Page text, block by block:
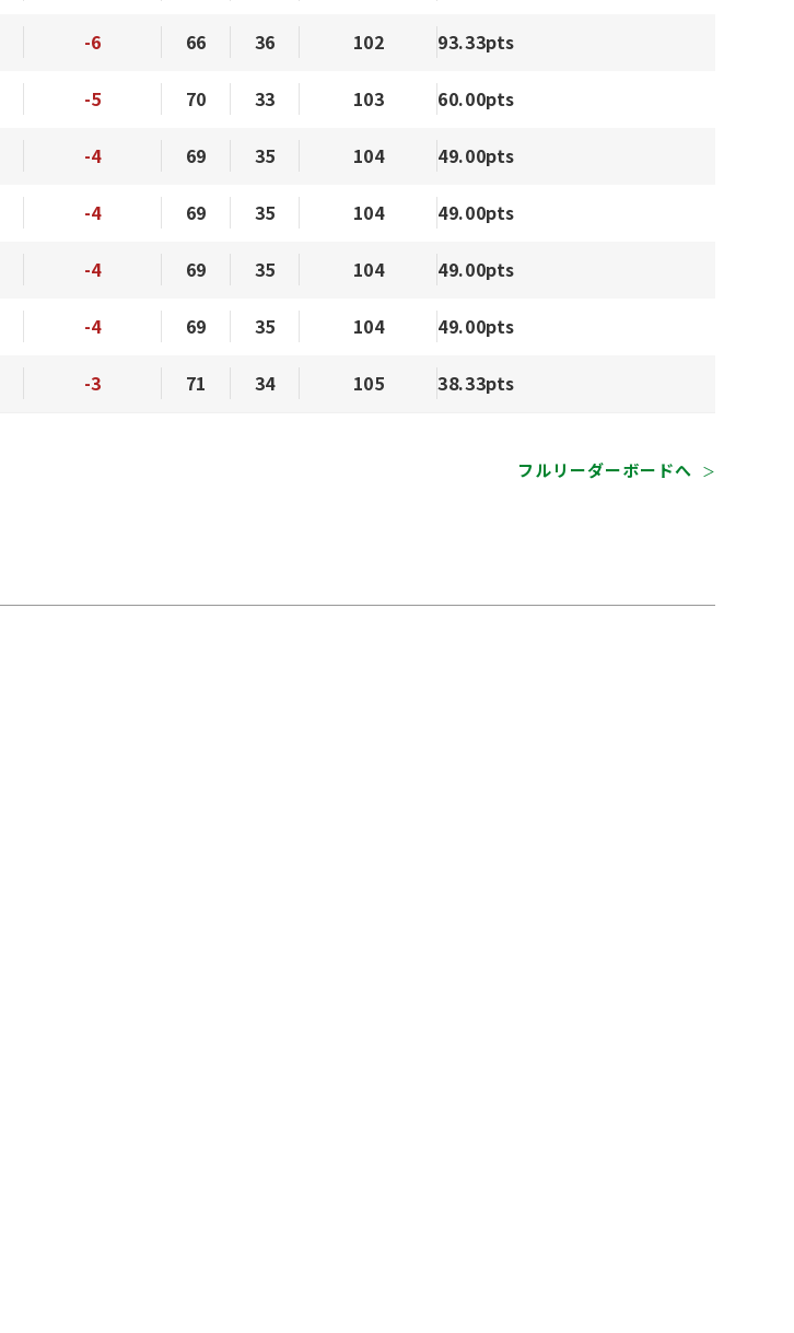
-6 66 36 102 93.33pts
-5 70 33 103 60.00pts
-4 69 35 104 49.00pts
-4 69 35 104 49.00pts
-4 69 35 104 49.00pts
-4 69 35 104 49.00pts
-3 71 34 105 38.33pts
フルリーダーボードへ ＞